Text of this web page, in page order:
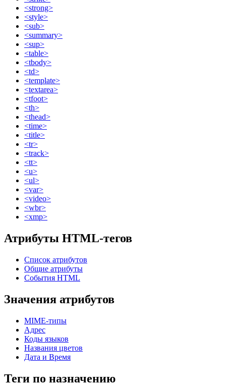
<strong>
<style>
<sub>
<summary>
<sup>
<table>
<tbody>
<td>
<template>
<textarea>
<tfoot>
<th>
<thead>
<time>
<title>
<tr>
<track>
<tt>
<u>
<ul>
<var>
<video>
<wbr>
<xmp>
Атрибуты HTML-тегов
Список атрибутов
Общие атрибуты
События HTML
Значения атрибутов
MIME-типы
Адрес
Коды языков
Названия цветов
Дата и Время
Теги по назначению